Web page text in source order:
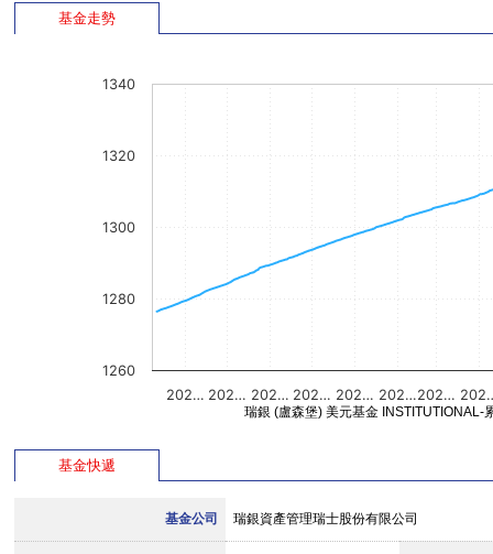
基金走勢
202… 202… 202… 202… 202… 202…202…
1260
1280
1300
1320
1340
瑞銀 (盧森堡) 美元基金 INSTITUTIONAL-
基金快遞
基金公司 瑞銀資產管理瑞士股份有限公司